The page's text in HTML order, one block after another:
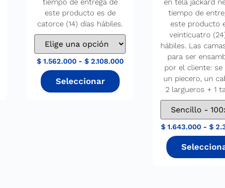
tiempo de entrega de
este producto es de
catorce (14) días hábiles.
$1.562.000 - $2.108.000
en tela jackard
tiempo de
este producto
veinticuatro
hábiles. Las
para ser
por el cliente: se
un piecero, un
2 largueros + 1
$ 1.643.000 - $